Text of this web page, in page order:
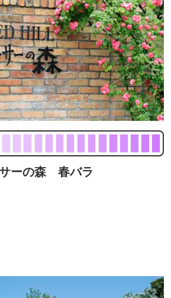
ーの森 春バラ